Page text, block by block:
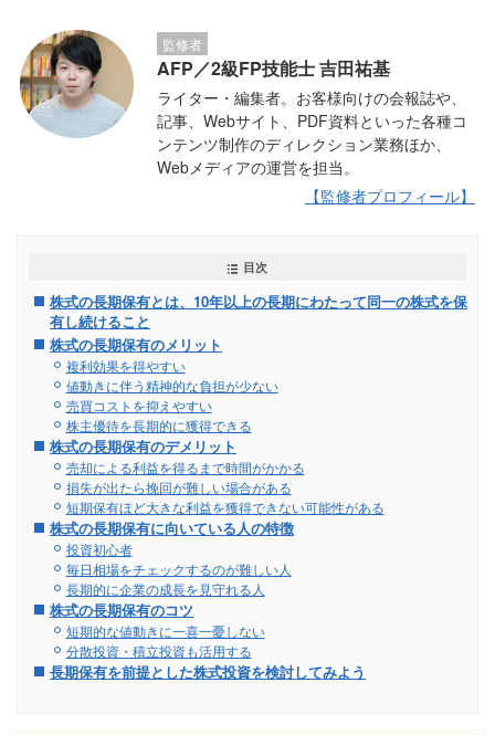
監修者
AFP／2級FP技能士 吉田祐基
ライター・編集者。お客様向けの会報誌や、
記事、Webサイト、PDF資料といった各種コ
ンテンツ制作のディレクション業務ほか、
Webメディアの運営を担当。
【監修者プロフィール】
目次
株式の長期保有とは、10年以上の長期にわたって同一の株式を保
有し続けること
株式の長期保有のメリット
複利効果を得やすい
値動きに伴う精神的な負担が少ない
売買コストを抑えやすい
株主優待を長期的に獲得できる
株式の長期保有のデメリット
売却による利益を得るまで時間がかかる
損失が出たら挽回が難しい場合がある
短期保有ほど大きな利益を獲得できない可能性がある
株式の長期保有に向いている人の特徴
投資初心者
毎日相場をチェックするのが難しい人
長期的に企業の成長を見守れる人
株式の長期保有のコツ
短期的な値動きに一喜一憂しない
分散投資・積立投資も活用する
長期保有を前提とした株式投資を検討してみよう